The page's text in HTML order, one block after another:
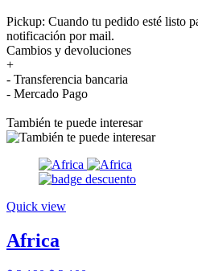
Pickup: Cuando tu pedido esté listo
notificación por mail.
Cambios y devoluciones
+
- Transferencia bancaria
- Mercado Pago
También te puede interesar
Quick view
Africa